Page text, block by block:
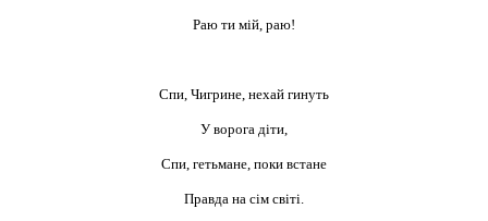
Раю ти мій, раю!
Спи, Чигрине, нехай гинуть
У ворога діти,
Спи, гетьмане, поки встане
Правда на сім світі.